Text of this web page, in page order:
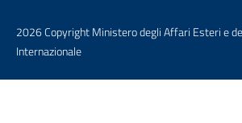
2026 Copyright Ministero degli Affari Esteri e
Internazionale